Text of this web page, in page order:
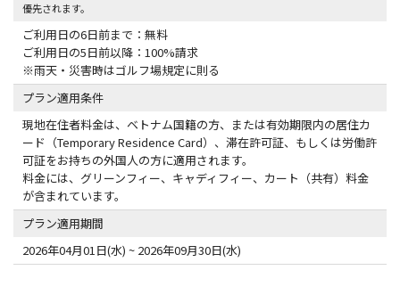
優先されます。
ご利用日の6日前まで：無料
ご利用日の5日前以降：100%請求
※雨天・災害時はゴルフ場規定に則る
プラン適用条件
現地在住者料金は、ベトナム国籍の方、または有効期限内の居住カ
ード（Temporary Residence Card）、滞在許可証、もしくは労働許
可証をお持ちの外国人の方に適用されます。
料金には、グリーンフィー、キャディフィー、カート（共有）料金
が含まれています。
プラン適用期間
2026年04月01日(水) ~ 2026年09月30日(水)